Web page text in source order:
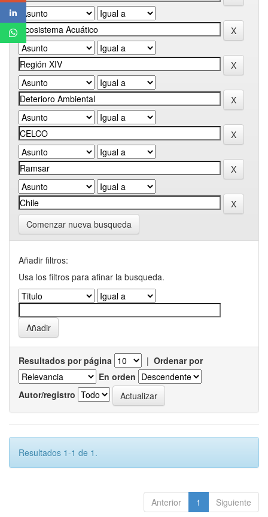
Comenzar nueva busqueda
Añadir filtros:
Usa los filtros para afinar la busqueda.
Resultados por página | Ordenar por
En orden
Autor/registro
Resultados 1-1 de 1.
Anterior 1 Siguiente